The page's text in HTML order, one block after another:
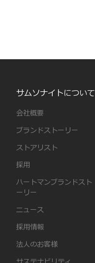
サムソナイトについて
会社概要
ブランドストーリー
ストアリスト
採用
ハートマンブランドスト
ーリー
ニュース
採用情報
法人のお客様